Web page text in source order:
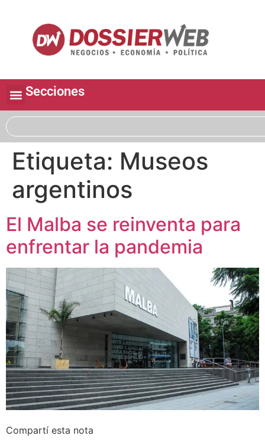
Secciones
Etiqueta: Museos
argentinos
El Malba se reinventa para
enfrentar la pandemia
Compartí esta nota